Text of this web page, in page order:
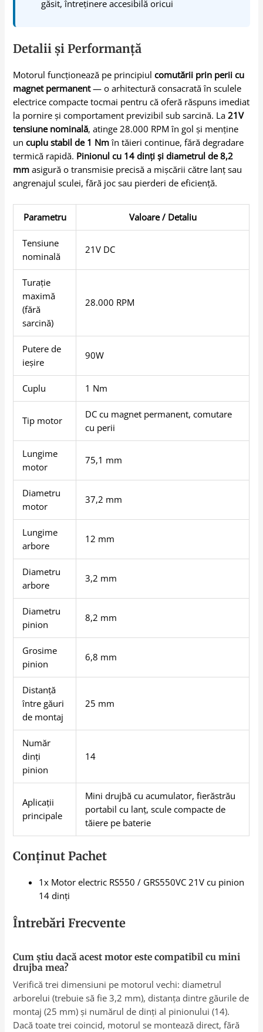
găsit, întreținere accesibilă oricui
Detalii și Performanță
Motorul funcționează pe principiulcomutării prin perii cu
magnet permanent— o arhitectură consacrată în sculele
electrice compacte tocmai pentru că oferă răspuns imediat
la pornire și comportament previzibil sub sarcină. La21V
tensiune nominală, atinge 28.000 RPM în gol și menține
uncuplu stabil de 1 Nmîn tăieri continue, fără degradare
termică rapidă. Pinionul cu 14 dinți și diametrul de 8,2
mm asigură o transmisie precisă a mișcării către lanț sau
angrenajul sculei, fără joc sau pierderi de eficiență.
Parametru Valoare / Detaliu
Tensiune
nominală
21V DC
Turație
maximă
(fără
sarcină)
28.000 RPM
Putere de
ieșire
90W
Cuplu 1 Nm
Tip motor
DC cu magnet permanent, comutare
cu perii
Lungime
motor
75,1 mm
Diametru
motor
37,2 mm
Lungime
arbore
12 mm
Diametru
arbore
3,2 mm
Diametru
pinion
8,2 mm
Grosime
pinion
6,8 mm
Distanță
între găuri
de montaj
25 mm
Număr
dinți
pinion
14
Aplicații
principale
Mini drujbă cu acumulator, fierăstrău
portabil cu lanț, scule compacte de
tăiere pe baterie
Conținut Pachet
1x Motor electric RS550 / GRS550VC 21V cu pinion
14 dinți
Întrebări Frecvente
Cum știu dacă acest motor este compatibil cu mini
drujba mea?
Verifică trei dimensiuni pe motorul vechi: diametrul
arborelui (trebuie să fie 3,2 mm), distanța dintre găurile de
montaj (25 mm) și numărul de dinți al pinionului (14).
Dacă toate trei coincid, motorul se montează direct, fără